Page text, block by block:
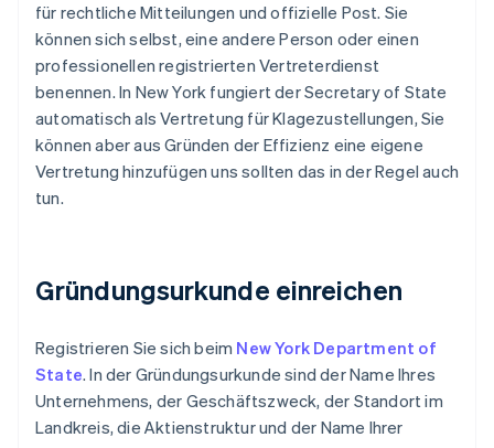
für rechtliche Mitteilungen und offizielle Post. Sie
können sich selbst, eine andere Person oder einen
professionellen registrierten Vertreterdienst
benennen. In New York fungiert der Secretary of State
automatisch als Vertretung für Klagezustellungen, Sie
können aber aus Gründen der Effizienz eine eigene
Vertretung hinzufügen uns sollten das in der Regel auch
tun.
Gründungsurkunde einreichen
Registrieren Sie sich beim New York Department of
State. In der Gründungsurkunde sind der Name Ihres
Unternehmens, der Geschäftszweck, der Standort im
Landkreis, die Aktienstruktur und der Name Ihrer